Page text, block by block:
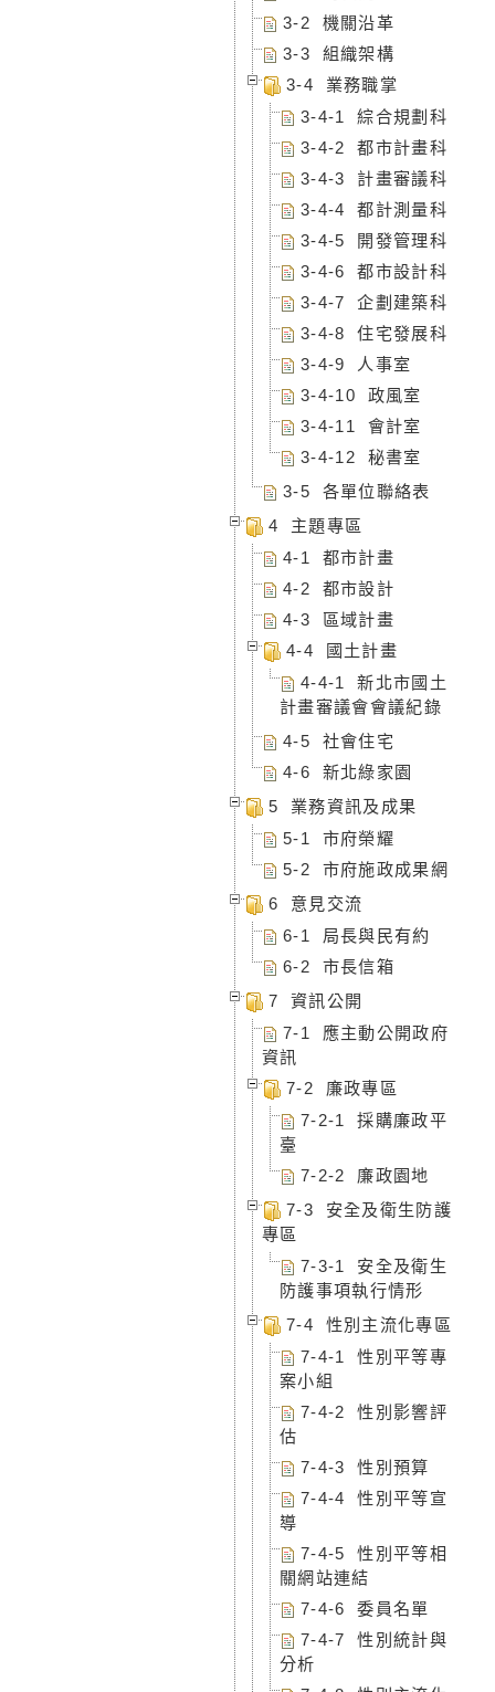
3-2 機關沿革
3-3 組織架構
3-4 業務職掌
3-4-1 綜合規劃科
3-4-2 都市計畫科
3-4-3 計畫審議科
3-4-4 都計測量科
3-4-5 開發管理科
3-4-6 都市設計科
3-4-7 企劃建築科
3-4-8 住宅發展科
3-4-9 人事室
3-4-10 政風室
3-4-11 會計室
3-4-12 秘書室
3-5 各單位聯絡表
4 主題專區
4-1 都市計畫
4-2 都市設計
4-3 區域計畫
4-4 國土計畫
4-4-1 新北市國土
計畫審議會會議紀錄
4-5 社會住宅
4-6 新北綠家園
5 業務資訊及成果
5-1 市府榮耀
5-2 市府施政成果網
6 意見交流
6-1 局長與民有約
6-2 市長信箱
7 資訊公開
7-1 應主動公開政府
資訊
7-2 廉政專區
7-2-1 採購廉政平
臺
7-2-2 廉政園地
7-3 安全及衛生防護
專區
7-3-1 安全及衛生
防護事項執行情形
7-4 性別主流化專區
7-4-1 性別平等專
案小組
7-4-2 性別影響評
估
7-4-3 性別預算
7-4-4 性別平等宣
導
7-4-5 性別平等相
關網站連結
7-4-6 委員名單
7-4-7 性別統計與
分析